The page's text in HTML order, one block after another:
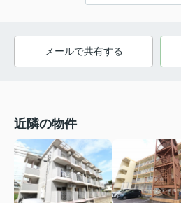
メールで共有する
近隣の物件